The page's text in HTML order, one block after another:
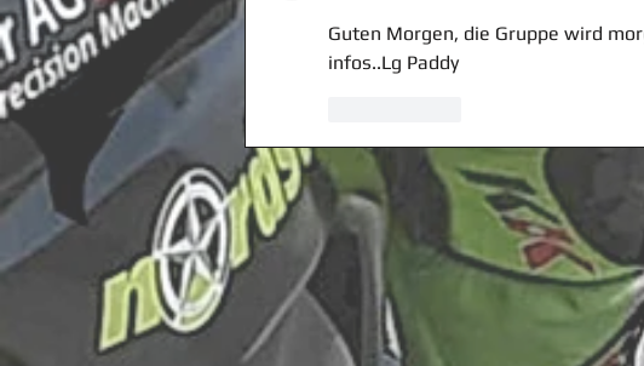
Guten Morgen, die Gruppe wird
infos..Lg Paddy